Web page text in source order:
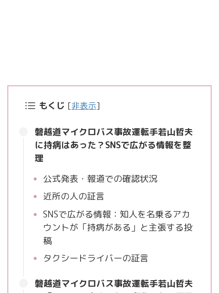
もくじ [非表示]
磐越道マイクロバス事故運転手若山哲夫
に持病はあった？SNSで広がる情報を整
理
公式発表・報道での確認状況
近所の人の証言
SNSで広がる情報：知人を名乗るアカ
ウントが「持病がある」と主張する投
稿
タクシードライバーの証言
磐越道マイクロバス事故運転手若山哲夫